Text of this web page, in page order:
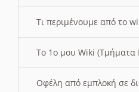
Τι περιμένουμε από το
Το 1ο μου Wiki (Τμήματα
Οφέλη από εμπλοκή σε